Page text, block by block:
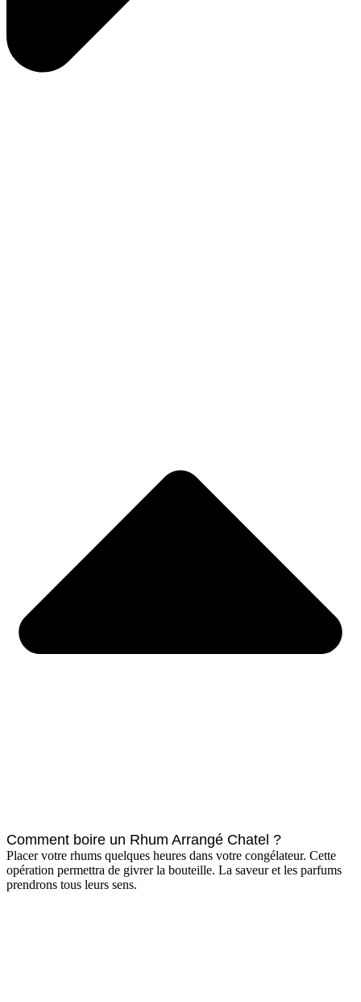
Comment boire un Rhum Arrangé Chatel ?
Placer votre rhums quelques heures dans votre congélateur. Cette
opération permettra de givrer la bouteille. La saveur et les parfums
prendrons tous leurs sens.